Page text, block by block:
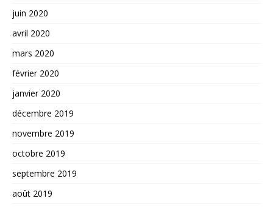
juin 2020
avril 2020
mars 2020
février 2020
janvier 2020
décembre 2019
novembre 2019
octobre 2019
septembre 2019
août 2019